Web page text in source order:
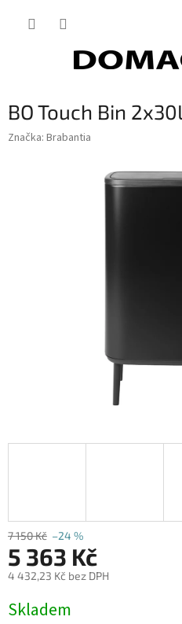
BO Touch Bin
Značka: Brabantia
7 150 Kč –24 %
5 363 Kč
4 432,23 Kč bez DPH
cena:
Skladem